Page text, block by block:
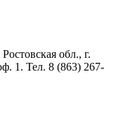
обл., г.
1. Тел. 8 (863) 267-